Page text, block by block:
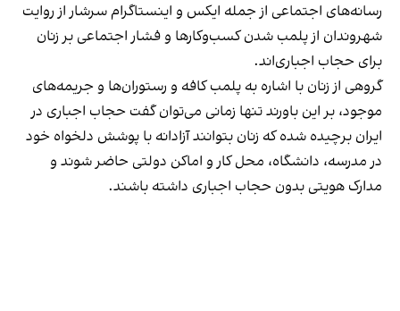
رسانه‎‌های اجتماعی از جمله ایکس و اینستاگرام سرشار از روایت
شهروندان از پلمب شدن کسب‌وکارها و فشار اجتماعی بر زنان
برای حجاب اجباری‌اند.
گروهی از زنان با اشاره به پلمب کافه و رستوران‌ها و جریمه‌های
موجود، بر این باورند تنها زمانی می‌توان گفت حجاب اجباری در
ایران برچیده شده که زنان بتوانند آزادانه با پوشش دلخواه خود
در مدرسه، دانشگاه، محل کار و اماکن دولتی حاضر شوند و
مدارک هویتی بدون حجاب اجباری داشته باشند.